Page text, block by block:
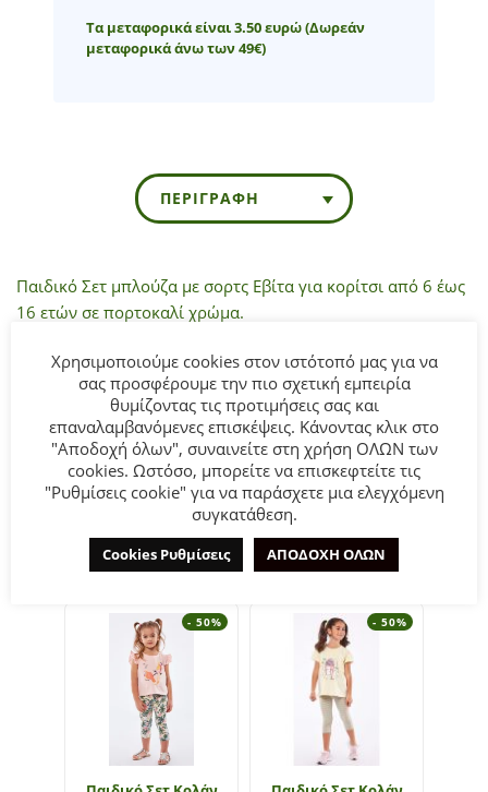
Τα μεταφορικά είναι 3.50 ευρώ(Δωρεάν
μεταφορικά άνω των 49€)
ΠΕΡΙΓΡΑΦΉ
Παιδικό Σετ μπλούζα με σορτς Εβίτα για κορίτσι από 6 έως
16 ετών σε πορτοκαλί χρώμα.
Σύνθεση:75% COTTON-20% POLYESTER-5% ELASTAN.
ΣΥΜΒΟΥΛΕΣ
Πλένεται στο πλυντήριο στους 30°C.
ΣΧΕΤΙΚΆ ΠΡΟΪΌΝΤΑ
- 50% - 50%
Χρησιμοποιούμε cookies στον ιστότοπό μας για να
σας προσφέρουμε την πιο σχετική εμπειρία
θυμίζοντας τις προτιμήσεις σας και
επαναλαμβανόμενες επισκέψεις. Κάνοντας κλικ στο
"Αποδοχή όλων", συναινείτε στη χρήση ΟΛΩΝ των
cookies. Ωστόσο, μπορείτε να επισκεφτείτε τις
"Ρυθμίσεις cookie" για να παράσχετε μια ελεγχόμενη
συγκατάθεση.
Cookies Ρυθμίσεις ΑΠΟΔΟΧΗ ΟΛΩΝ